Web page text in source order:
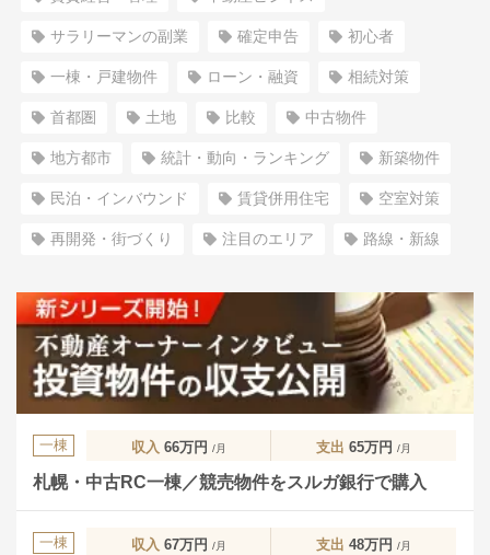
サラリーマンの副業 確定申告 初心者
一棟・戸建物件 ローン・融資 相続対策
首都圏 土地 比較 中古物件
地方都市 統計・動向・ランキング 新築物件
民泊・インバウンド 賃貸併用住宅 空室対策
再開発・街づくり 注目のエリア 路線・新線
一棟 収入 66万円 /月 支出 65万円 /月
札幌・中古RC一棟／競売物件をスルガ銀行で購入
一棟 収入 67万円 /月 支出 48万円 /月